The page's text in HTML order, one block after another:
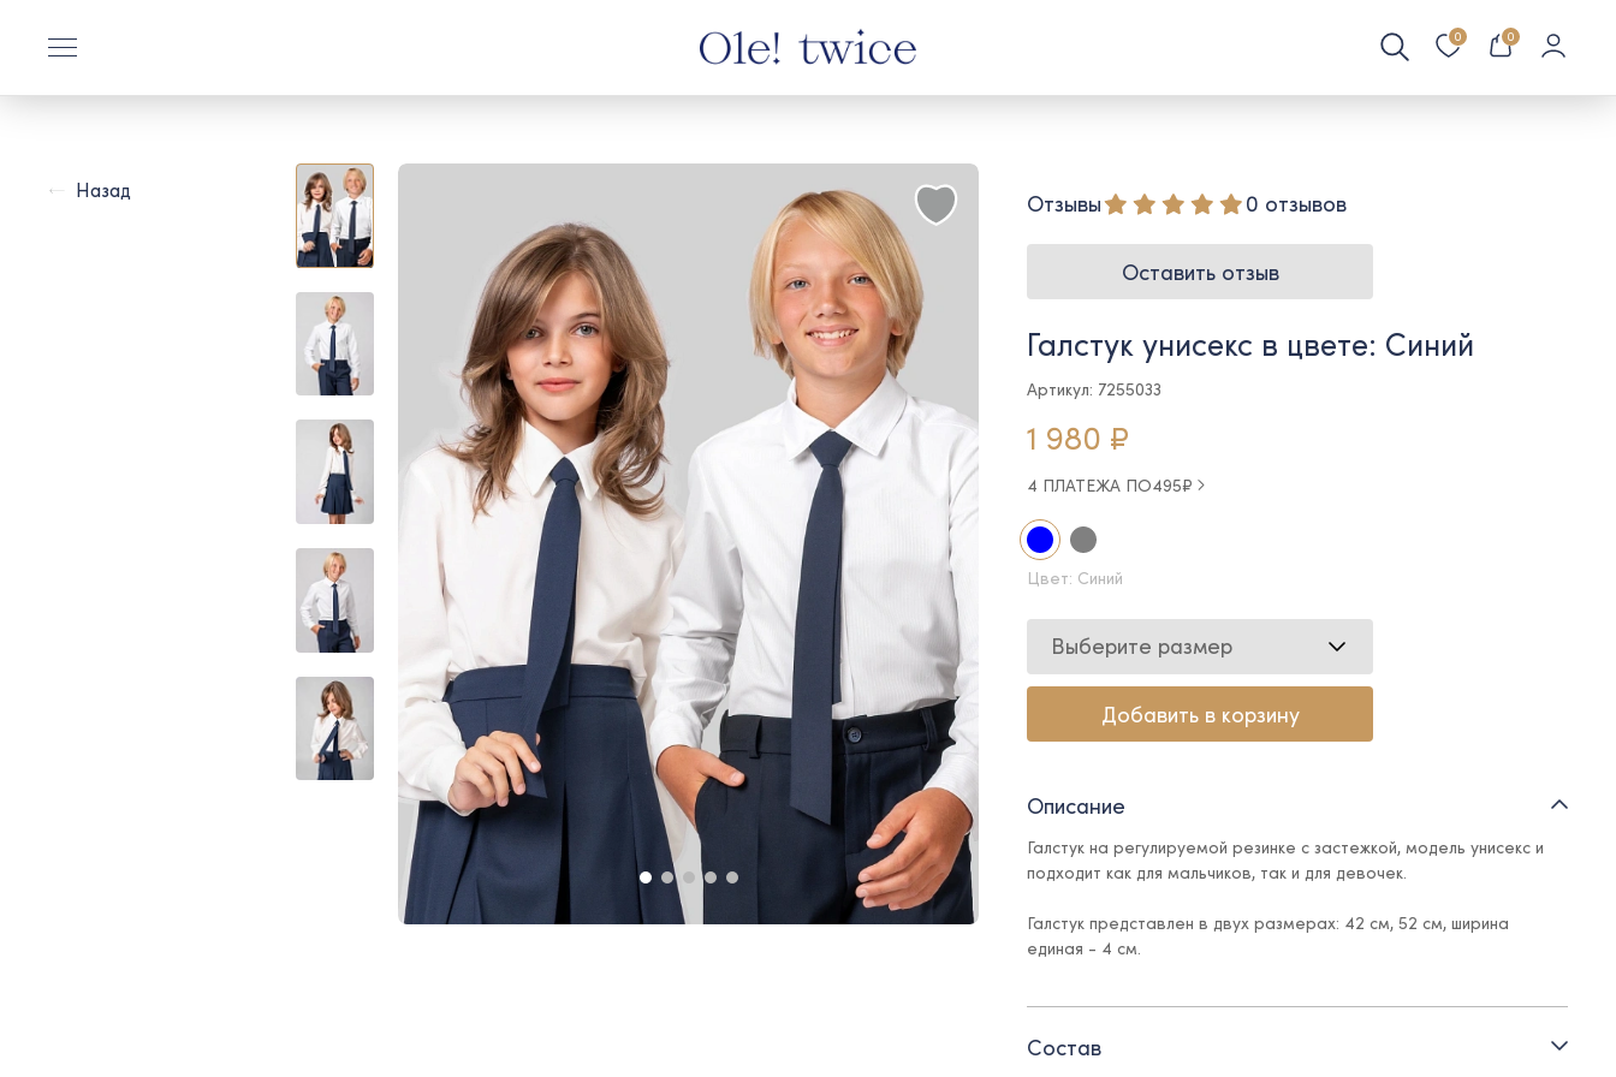
0 0
Назад Отзывы 0 отзывов
Оставить отзыв
Галстук унисекс в цвете: Синий
Артикул: 7255033
1 980 ₽
4 ПЛАТЕЖА ПО495₽
Цвет: Синий
Выберите размер
Добавить в корзину
Описание
Галстук на регулируемой резинке с застежкой, модель унисекс и
подходит как для мальчиков, так и для девочек.
Галстук представлен в двух размерах: 42 см, 52 см, ширина
единая - 4 см.
Состав